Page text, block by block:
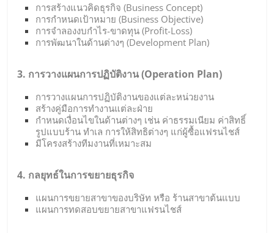
การสร้างแนวคิดธุรกิจ (Business Concept)
การกำหนดเป้าหมาย (Business Objective)
การจำลองงบกำไร-ขาดทุน (Profit-Loss)
การพัฒนาในด้านต่างๆ (Development Plan)
3. การวางแผนการปฏิบัติงาน (Operation Plan)
การวางแผนการปฏิบัติงานของแต่ละหน่วยงาน
สร้างคู่มือการทำงานแต่ละฝ่าย
กำหนดเงื่อนไขในด้านต่างๆ เช่น ค่าธรรมเนียม ค่าสิทธิ์
รูปแบบร้าน ทำเล การให้สิทธิต่างๆ แก่ผู้ซื้อแฟรนไชส์
มีโครงสร้างทีมงานที่เหมาะสม
4. กลยุทธ์ในการขยายธุรกิจ
แผนการขยายสาขาของบริษัท หรือ ร้านสาขาต้นแบบ
แผนการทดสอบขยายสาขาแฟรนไชส์